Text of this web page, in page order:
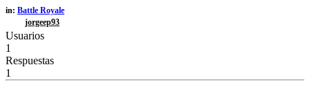
in: Battle Royale
jorgeep93
Usuarios
1
Respuestas
1